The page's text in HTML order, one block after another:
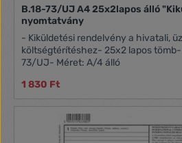
B.18-73/UJ A4 25x2lapos álló
nyomtatvány
- Kiküldetési rendelvény a hivatali,
költségtérítéshez- 25x2 lapos tömb-
73/UJ- Méret: A/4 álló
1 830 Ft